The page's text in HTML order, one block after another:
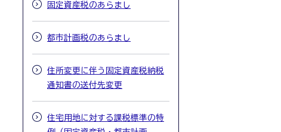
固定資産税のあらまし
都市計画税のあらまし
住所変更に伴う固定資産税納税
通知書の送付先変更
住宅用地に対する課税標準の特